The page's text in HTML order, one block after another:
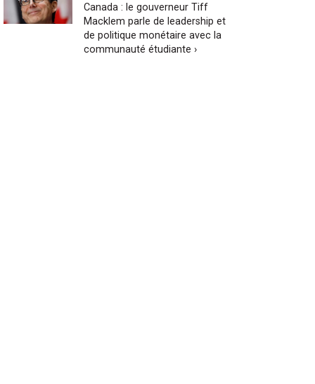
Canada : le gouverneur Tiff
Macklem parle de leadership et
de politique monétaire avec la
communauté étudiante ›